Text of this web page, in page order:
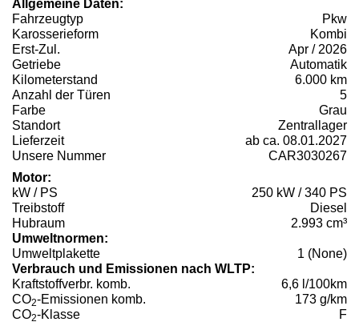
Allgemeine Daten:
Fahrzeugtyp
Pkw
Karosserieform
Kombi
Erst-Zul.
Apr / 2026
Getriebe
Automatik
Kilometerstand
6.000 km
Anzahl der Türen
5
Farbe
Grau
Standort
Zentrallager
Lieferzeit
ab ca. 08.01.2027
Unsere Nummer
CAR3030267
Motor:
kW / PS
250 kW / 340 PS
Treibstoff
Diesel
Hubraum
2.993 cm³
Umweltnormen:
Umweltplakette
1 (None)
Verbrauch und Emissionen nach WLTP:
Kraftstoffverbr. komb.
6,6 l/100km
CO2-Emissionen komb.
173 g/km
CO2-Klasse F